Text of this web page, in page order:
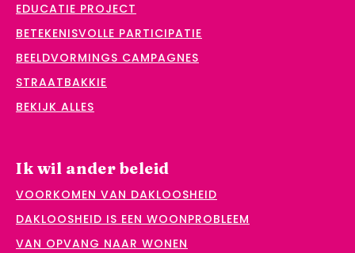
EDUCATIE PROJECT
BETEKENISVOLLE PARTICIPATIE
BEELDVORMINGS CAMPAGNES
STRAATBAKKIE
BEKIJK ALLES
Ik wil ander beleid
VOORKOMEN VAN DAKLOOSHEID
DAKLOOSHEID IS EEN WOONPROBLEEM
VAN OPVANG NAAR WONEN